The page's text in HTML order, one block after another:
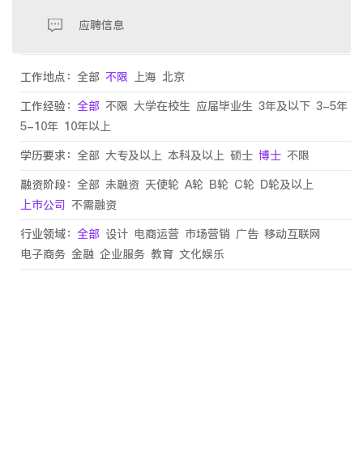
应聘信息
工作地点： 全部 不限 上海 北京
工作经验： 全部 不限 大学在校生 应届毕业生 3年及以下 3-5年
5-10年 10年以上
学历要求： 全部 大专及以上 本科及以上 硕士 博士 不限
融资阶段： 全部 未融资 天使轮 A轮 B轮 C轮 D轮及以上
上市公司 不需融资
行业领域： 全部 设计 电商运营 市场营销 广告 移动互联网
电子商务 金融 企业服务 教育 文化娱乐